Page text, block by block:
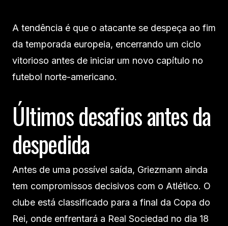
A tendência é que o atacante se despeça ao fim
da temporada europeia, encerrando um ciclo
vitorioso antes de iniciar um novo capítulo no
futebol norte-americano.
Últimos desafios antes da
despedida
Antes de uma possível saída, Griezmann ainda
tem compromissos decisivos com o Atlético. O
clube está classificado para a final da Copa do
Rei, onde enfrentará a Real Sociedad no dia 18